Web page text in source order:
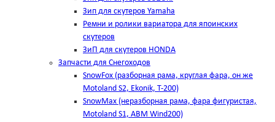
Зип для скутеров Yamaha
Ремни и ролики вариатора для япоинских
скутеров
ЗиП для скутеров HONDA
Запчасти для Снегоходов
SnowFox (разборная рама, круглая фара, он же
Motoland S2, Ekonik, T-200)
SnowMax (неразборная рама, фара фигуристая,
Motoland S1, ABM Wind200)